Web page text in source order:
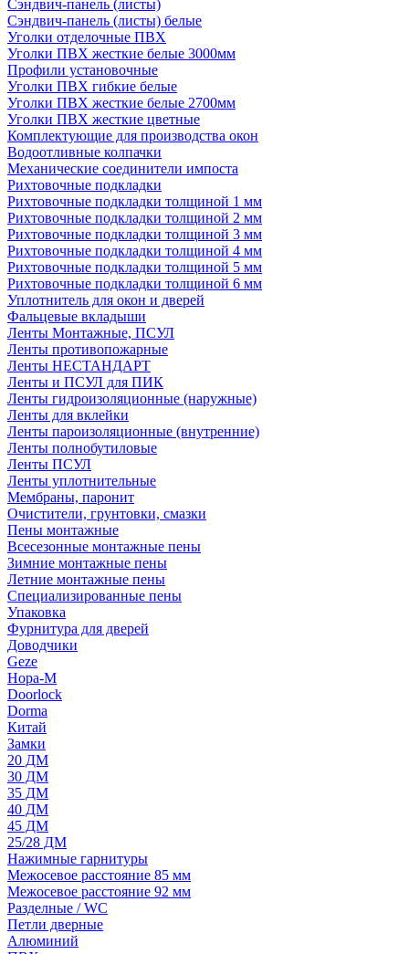
Сэндвич-панель (листы)
Сэндвич-панель (листы) белые
Уголки отделочные ПВХ
Уголки ПВХ жесткие белые 3000мм
Профили установочные
Уголки ПВХ гибкие белые
Уголки ПВХ жесткие белые 2700мм
Уголки ПВХ жесткие цветные
Комплектующие для производства окон
Водоотливные колпачки
Механические соединители импоста
Рихтовочные подкладки
Рихтовочные подкладки толщиной 1 мм
Рихтовочные подкладки толщиной 2 мм
Рихтовочные подкладки толщиной 3 мм
Рихтовочные подкладки толщиной 4 мм
Рихтовочные подкладки толщиной 5 мм
Рихтовочные подкладки толщиной 6 мм
Уплотнитель для окон и дверей
Фальцевые вкладыши
Ленты Монтажные, ПСУЛ
Ленты противопожарные
Ленты НЕСТАНДАРТ
Ленты и ПСУЛ для ПИК
Ленты гидроизоляционные (наружные)
Ленты для вклейки
Ленты пароизоляционные (внутренние)
Ленты полнобутиловые
Ленты ПСУЛ
Ленты уплотнительные
Мембраны, паронит
Очистители, грунтовки, смазки
Пены монтажные
Всесезонные монтажные пены
Зимние монтажные пены
Летние монтажные пены
Специализированные пены
Упаковка
Фурнитура для дверей
Доводчики
Geze
Нора-М
Doorlock
Dorma
Китай
Замки
20 ДМ
30 ДМ
35 ДМ
40 ДМ
45 ДМ
25/28 ДМ
Нажимные гарнитуры
Межосевое расстояние 85 мм
Межосевое расстояние 92 мм
Разделные / WC
Петли дверные
Алюминий